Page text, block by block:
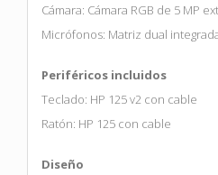
Cámara: Cámara RGB de 5 MP
Micrófonos: Matriz dual
Periféricos incluidos
Teclado: HP 125 v2 con cable
Ratón: HP 125 con cable
Diseño